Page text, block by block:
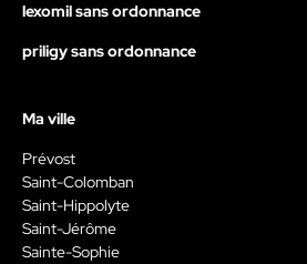
lexomil sans ordonnance
priligy sans ordonnance
Ma ville
Prévost
Saint-Colomban
Saint-Hippolyte
Saint-Jérôme
Sainte-Sophie